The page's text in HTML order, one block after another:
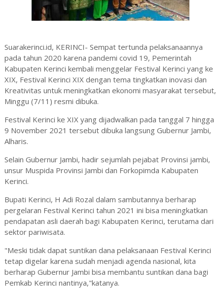
Suarakerinci.id, KERINCI- Sempat tertunda pelaksanaannya
pada tahun 2020 karena pandemi covid 19, Pemerintah
Kabupaten Kerinci kembali menggelar Festival Kerinci yang ke
XIX, Festival Kerinci XIX dengan tema tingkatkan inovasi dan
Kreativitas untuk meningkatkan ekonomi masyarakat tersebut,
Minggu (7/11) resmi dibuka.
Festival Kerinci ke XIX yang dijadwalkan pada tanggal 7 hingga
9 November 2021 tersebut dibuka langsung Gubernur Jambi,
Alharis.
Selain Gubernur Jambi, hadir sejumlah pejabat Provinsi jambi,
unsur Muspida Provinsi Jambi dan Forkopimda Kabupaten
Kerinci.
Bupati Kerinci, H Adi Rozal dalam sambutannya berharap
pergelaran Festival Kerinci tahun 2021 ini bisa meningkatkan
pendapatan asli daerah bagi Kabupaten Kerinci, terutama dari
sektor pariwisata.
"Meski tidak dapat suntikan dana pelaksanaan Festival Kerinci
tetap digelar karena sudah menjadi agenda nasional, kita
berharap Gubernur Jambi bisa membantu suntikan dana bagi
Pemkab Kerinci nantinya,"katanya.